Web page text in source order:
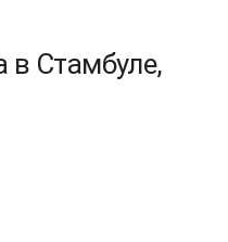
в Стамбуле,